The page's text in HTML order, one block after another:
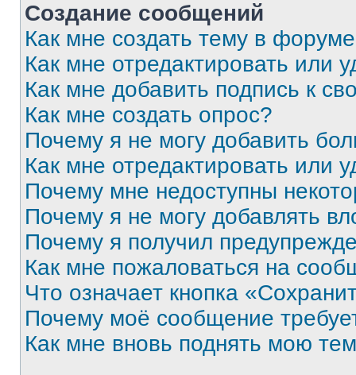
Создание сообщений
Как мне создать тему в
Как мне отредактировать или
Как мне добавить подпись к
Как мне создать опрос?
Почему я не могу добавить
Как мне отредактировать или
Почему мне недоступны
Почему я не могу добавлять
Почему я получил
Как мне пожаловаться на
Что означает кнопка
Почему моё сообщение
Как мне вновь поднять мою